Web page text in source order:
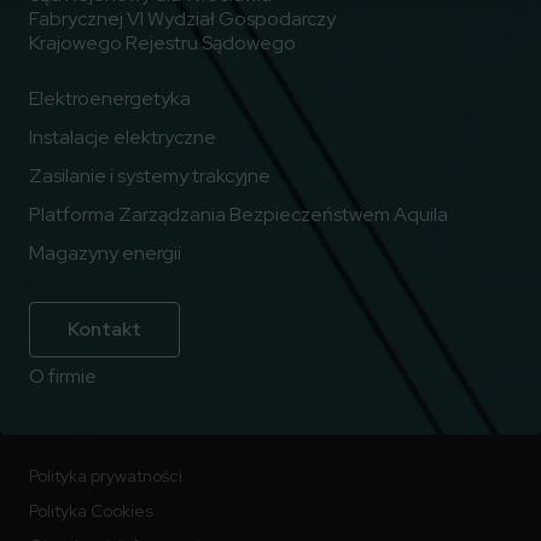
Fabrycznej VI Wydział Gospodarczy
Krajowego Rejestru Sądowego
Elektroenergetyka
Instalacje elektryczne
Zasilanie i systemy trakcyjne
Platforma Zarządzania Bezpieczeństwem Aquila
Magazyny energii
Kontakt
O firmie
Polityka prywatności
Polityka Cookies